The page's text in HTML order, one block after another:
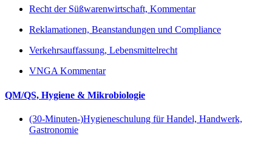
Recht der Süßwarenwirtschaft, Kommentar
Reklamationen, Beanstandungen und Compliance
Verkehrsauffassung, Lebensmittelrecht
VNGA Kommentar
QM/QS, Hygiene & Mikrobiologie
(30-Minuten-)Hygieneschulung für Handel, Handwerk,
Gastronomie